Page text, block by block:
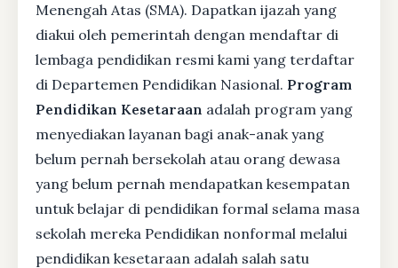
Menengah Atas (SMA). Dapatkan ijazah yang
diakui oleh pemerintah dengan mendaftar di
lembaga pendidikan resmi kami yang terdaftar
di Departemen Pendidikan Nasional. Program
Pendidikan Kesetaraan adalah program yang
menyediakan layanan bagi anak-anak yang
belum pernah bersekolah atau orang dewasa
yang belum pernah mendapatkan kesempatan
untuk belajar di pendidikan formal selama masa
sekolah mereka Pendidikan nonformal melalui
pendidikan kesetaraan adalah salah satu